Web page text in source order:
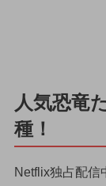
人気恐竜
種！
Netflix独占配信